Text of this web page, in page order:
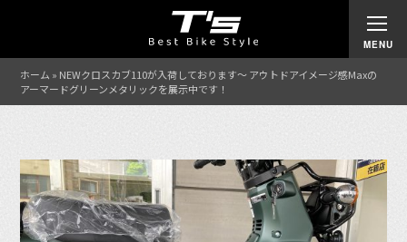
ホーム » NEWクロスカブ110が入荷しております〜 アウトドアイメージ感Maxの
アーマードグリーンメタリックを展示中です！